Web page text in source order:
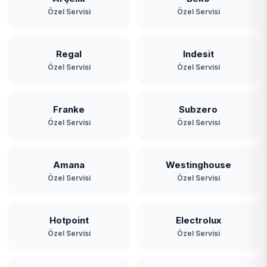
Özel Servisi Özel Servisi
Regal
Özel Servisi
Indesit
Özel Servisi
Franke
Özel Servisi
Subzero
Özel Servisi
Amana
Özel Servisi
Westinghouse
Özel Servisi
Hotpoint
Özel Servisi
Electrolux
Özel Servisi